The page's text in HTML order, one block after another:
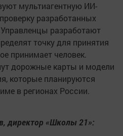
мультиагентную ИИ-
разработанных
разработают
точку для принятия
принимает человек.
дорожные карты и модели
которые планируются
в регионах России.
директор «Школы 21»: